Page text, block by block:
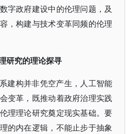
字政府建设中的伦理问题，及
，构建与技术变革同频的伦理
研究的理论探寻
建构并非凭空产生，人工智能
变革，既推动着政府治理实践
理理论研究奠定现实基础。要
的内在逻辑，不能止步于抽象